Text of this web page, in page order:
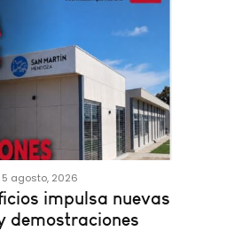
5 agosto, 2026
impulsa nuevas
demostraciones